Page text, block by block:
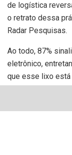
de logística
o retrato dessa
Radar Pesquisas.
Ao todo, 87%
eletrônico,
que esse lixo está
brasileiros lixo
eletrodomésticos